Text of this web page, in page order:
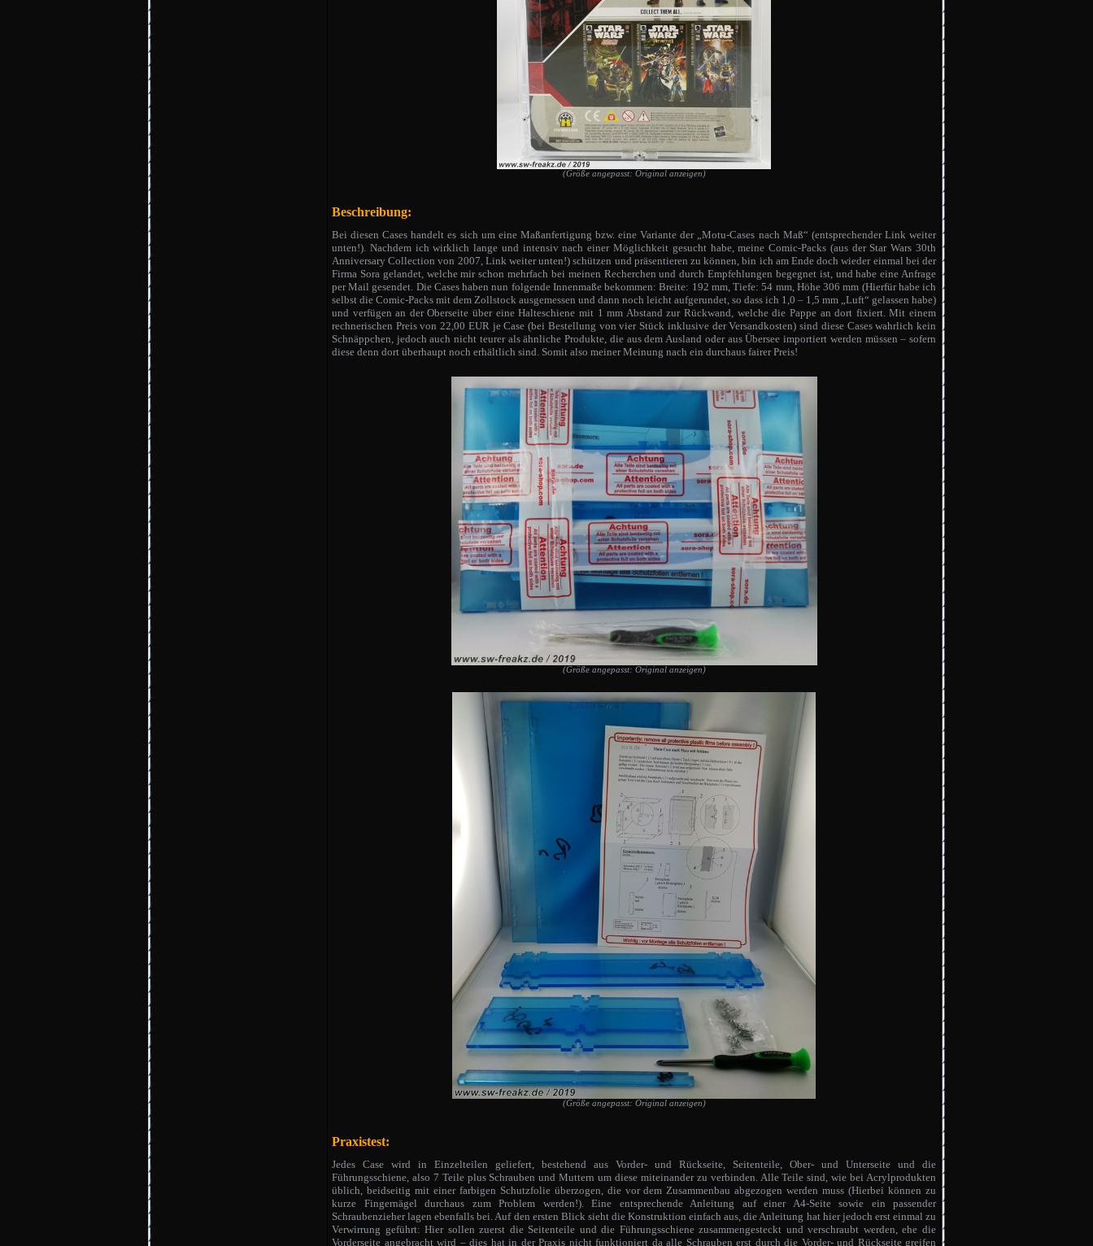
(Größe angepasst: Original anzeigen)
Beschreibung:
Bei diesen Cases handelt es sich um eine Maßanfertigung bzw. eine Variante der „Motu-Cases nach Maß“ (entsprechender Link weiter
unten!). Nachdem ich wirklich lange und intensiv nach einer Möglichkeit gesucht habe, meine Comic-Packs (aus der Star Wars 30th
Anniversary Collection von 2007, Link weiter unten!) schützen und präsentieren zu können, bin ich am Ende doch wieder einmal bei der
Firma Sora gelandet, welche mir schon mehrfach bei meinen Recherchen und durch Empfehlungen begegnet ist, und habe eine Anfrage
per Mail gesendet. Die Cases haben nun folgende Innenmaße bekommen: Breite: 192 mm, Tiefe: 54 mm, Höhe 306 mm (Hierfür habe ich
selbst die Comic-Packs mit dem Zollstock ausgemessen und dann noch leicht aufgerundet, so dass ich 1,0 – 1,5 mm „Luft“ gelassen habe)
und verfügen an der Oberseite über eine Halteschiene mit 1 mm Abstand zur Rückwand, welche die Pappe an dort fixiert. Mit einem
rechnerischen Preis von 22,00 EUR je Case (bei Bestellung von vier Stück inklusive der Versandkosten) sind diese Cases wahrlich kein
Schnäppchen, jedoch auch nicht teurer als ähnliche Produkte, die aus dem Ausland oder aus Übersee importiert werden müssen – sofern
diese denn dort überhaupt noch erhältlich sind. Somit also meiner Meinung nach ein durchaus fairer Preis!
(Größe angepasst: Original anzeigen)
(Größe angepasst: Original anzeigen)
Praxistest:
Jedes Case wird in Einzelteilen geliefert, bestehend aus Vorder- und Rückseite, Seitenteile, Ober- und Unterseite und die
Führungsschiene, also 7 Teile plus Schrauben und Muttern um diese miteinander zu verbinden. Alle Teile sind, wie bei Acrylprodukten
üblich, beidseitig mit einer farbigen Schutzfolie überzogen, die vor dem Zusammenbau abgezogen werden muss (Hierbei können zu
kurze Fingernägel durchaus zum Problem werden!). Eine entsprechende Anleitung auf einer A4-Seite sowie ein passender
Schraubenzieher lagen ebenfalls bei. Auf den ersten Blick sieht die Konstruktion einfach aus, die Anleitung hat hier jedoch erst einmal zu
Verwirrung geführt: Hier sollen zuerst die Seitenteile und die Führungsschiene zusammengesteckt und verschraubt werden, ehe die
Vorderseite angebracht wird – dies hat in der Praxis nicht funktioniert da alle Schrauben erst durch die Vorder- und Rückseite greifen